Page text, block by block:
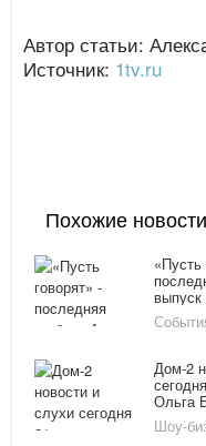
Автор статьи:
Источник: 1tv.ru
Похожие
«Пусть
канале
Дом-2
Ольга
своим
Шоу-